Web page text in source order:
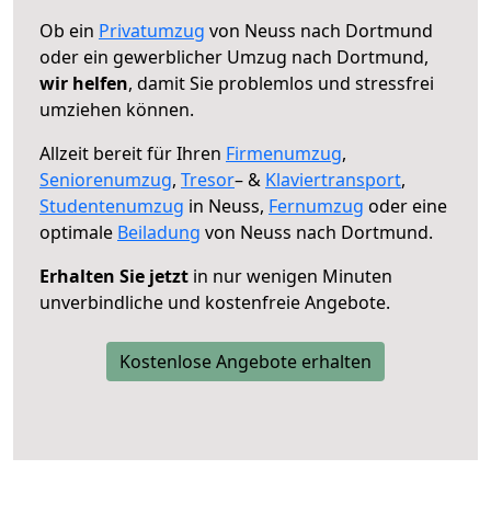
Ob ein Privatumzug von Neuss nach Dortmund
oder ein gewerblicher Umzug nach Dortmund,
wir helfen, damit Sie problemlos und stressfrei
umziehen können.
Allzeit bereit für Ihren Firmenumzug,
Seniorenumzug, Tresor– & Klaviertransport,
Studentenumzug in Neuss, Fernumzug oder eine
optimale Beiladung von Neuss nach Dortmund.
Erhalten Sie jetzt in nur wenigen Minuten
unverbindliche und kostenfreie Angebote.
Kostenlose Angebote erhalten